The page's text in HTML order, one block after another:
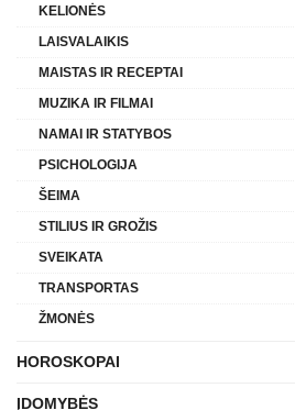
KELIONĖS
LAISVALAIKIS
MAISTAS IR RECEPTAI
MUZIKA IR FILMAI
NAMAI IR STATYBOS
PSICHOLOGIJA
ŠEIMA
STILIUS IR GROŽIS
SVEIKATA
TRANSPORTAS
ŽMONĖS
HOROSKOPAI
ĮDOMYBĖS